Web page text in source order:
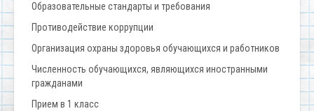
Образовательные стандарты и требования
Противодействие коррупции
Организация охраны здоровья обучающихся и работников
Численность обучающихся, являющихся иностранными
гражданами
Прием в 1 класс